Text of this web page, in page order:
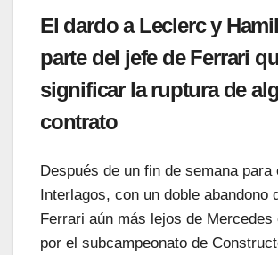
El dardo a Leclerc y
parte del jefe de Ferrari
significar la ruptura de
contrato
Después de un fin de semana para
Interlagos, con un doble abandono
Ferrari aún más lejos de Mercedes
por el subcampeonato de